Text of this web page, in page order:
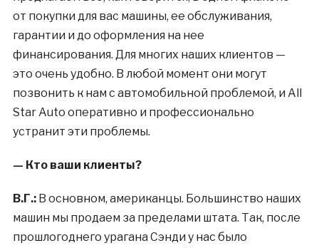
от покупки для вас машины, ее обслуживания,
гарантии и до оформления на нее
финансирования. Для многих наших клиентов —
это очень удобно. В любой момент они могут
позвонить к нам с автомобильной проблемой, и All
Star Auto оперативно и профессионально
устранит эти проблемы.
— Кто ваши клиенты?
В.Г.:В основном, американцы. Большинство наших
машин мы продаем за пределами штата. Так, после
прошлогоднего урагана Сэнди у нас было